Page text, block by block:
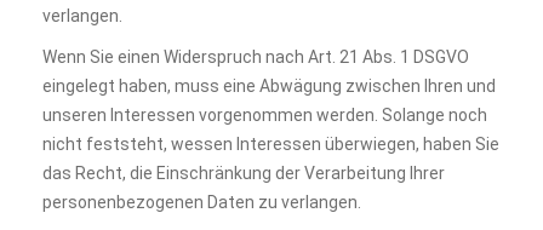
verlangen.
Wenn Sie einen Widerspruch nach Art. 21 Abs. 1 DSGVO
eingelegt haben, muss eine Abwägung zwischen Ihren und
unseren Interessen vorgenommen werden. Solange noch
nicht feststeht, wessen Interessen überwiegen, haben Sie
das Recht, die Einschränkung der Verarbeitung Ihrer
personenbezogenen Daten zu verlangen.